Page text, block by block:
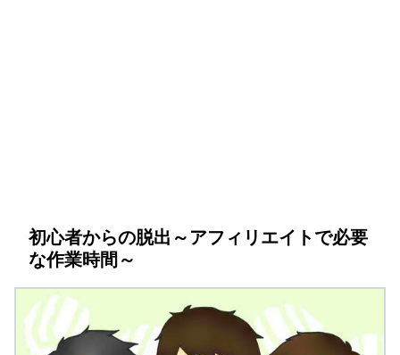
初心者からの脱出～アフィリエイトで必要
な作業時間～